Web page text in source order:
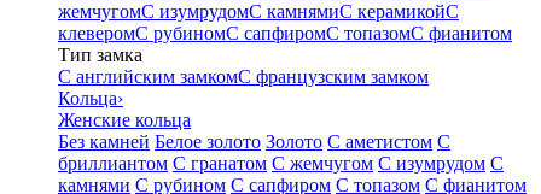
жемчугомС изумрудомС камнямиС керамикойС
клеверомС рубиномС сапфиромС топазомС фианитом
Тип замка
С английским замкомС французским замком
Кольца›
Женские кольца
Без камней Белое золото Золото С аметистом С
бриллиантом С гранатом С жемчугом С изумрудом С
камнями С рубином С сапфиром С топазом С фианитом